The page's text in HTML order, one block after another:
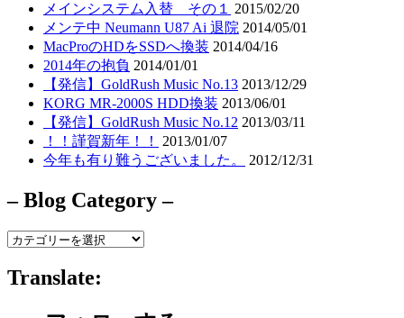
メインシステム入替 その１ 2015/02/20
メンテ中 Neumann U87 Ai 退院 2014/05/01
MacProのHDをSSDへ換装 2014/04/16
2014年の抱負 2014/01/01
【発信】GoldRush Music No.13 2013/12/29
KORG MR-2000S HDD換装 2013/06/01
【発信】GoldRush Music No.12 2013/03/11
！！謹賀新年！！
2013/01/07
今年も有り難うございました。
2012/12/31
– Blog Category –
–
Category
–
Translate: